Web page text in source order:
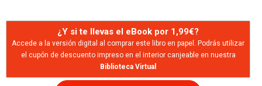
¿Y si te llevas el eBook por 1,99€?
Accede a la versión digital al comprar este libro en papel. Podrás utilizar
el cupón de descuento impreso en el interior canjeable en nuestra
Biblioteca Virtual